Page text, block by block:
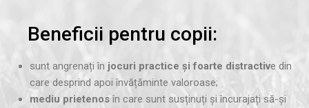
Beneficii pentru copii:
sunt angrenați în jocuri practice și foarte distractive din
care desprind apoi învățăminte valoroase;
mediu prietenosîn care sunt susținuți și încurajați să-și